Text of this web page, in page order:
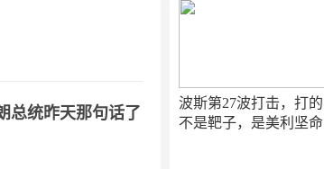
波斯第27波打击，打的
不是靶子，是美利坚命
总统昨天那句话了